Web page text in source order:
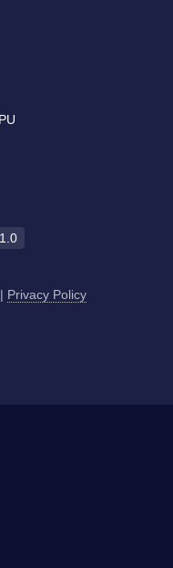
| Privacy Policy